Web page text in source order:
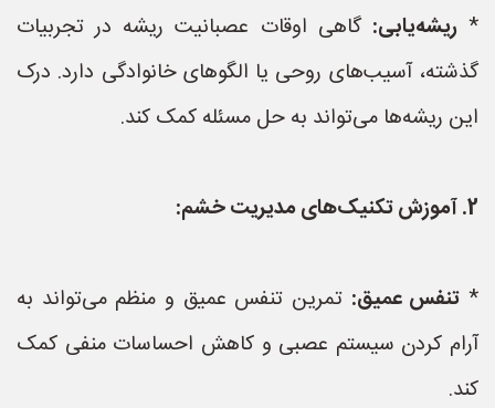
*ریشه‌یابی: گاهی اوقات عصبانیت ریشه در تجربیات
گذشته، آسیب‌های روحی یا الگوهای خانوادگی دارد. درک
این ریشه‌ها می‌تواند به حل مسئله کمک کند.
2. آموزش تکنیک‌های مدیریت خشم:
* تنفس عمیق: تمرین تنفس عمیق و منظم می‌تواند به
آرام کردن سیستم عصبی و کاهش احساسات منفی کمک
کند.